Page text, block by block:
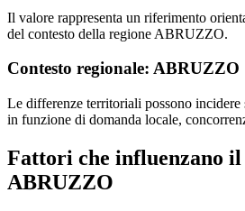
Il valore rappresenta un riferimento
del contesto della regione ABRUZZO.
Contesto regionale: ABRUZZO
Le differenze territoriali possono
in funzione di domanda locale,
Fattori che influenzano il
ABRUZZO